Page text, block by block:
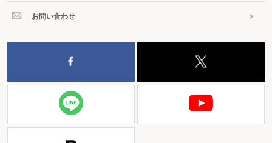
お問い合わせ